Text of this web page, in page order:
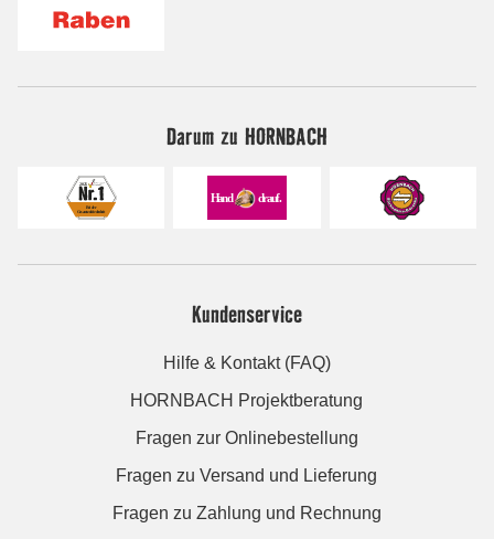
Darum zu HORNBACH
Kundenservice
Hilfe & Kontakt (FAQ)
HORNBACH Projektberatung
Fragen zur Onlinebestellung
Fragen zu Versand und Lieferung
Fragen zu Zahlung und Rechnung